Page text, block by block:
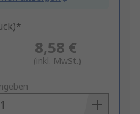
8,58 €
(inkl. MwSt.)